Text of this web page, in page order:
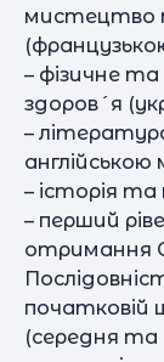
мистецтво
– фізичне
здоров´я
–
англійською
– історія
– перший
отримання
початковій
(середня